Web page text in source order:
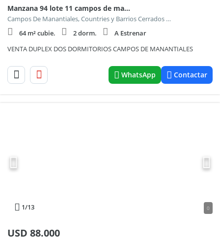
Manzana 94 lote 11 campos de manantiales 9400
Campos De Manantiales, Countries y Barrios Cerrados en Cordoba Capital
64 m² cubie.
2 dorm.
A Estrenar
VENTA DUPLEX DOS DORMITORIOS CAMPOS DE MANANTIALES
WhatsApp Contactar
1/13 0
USD 88.000